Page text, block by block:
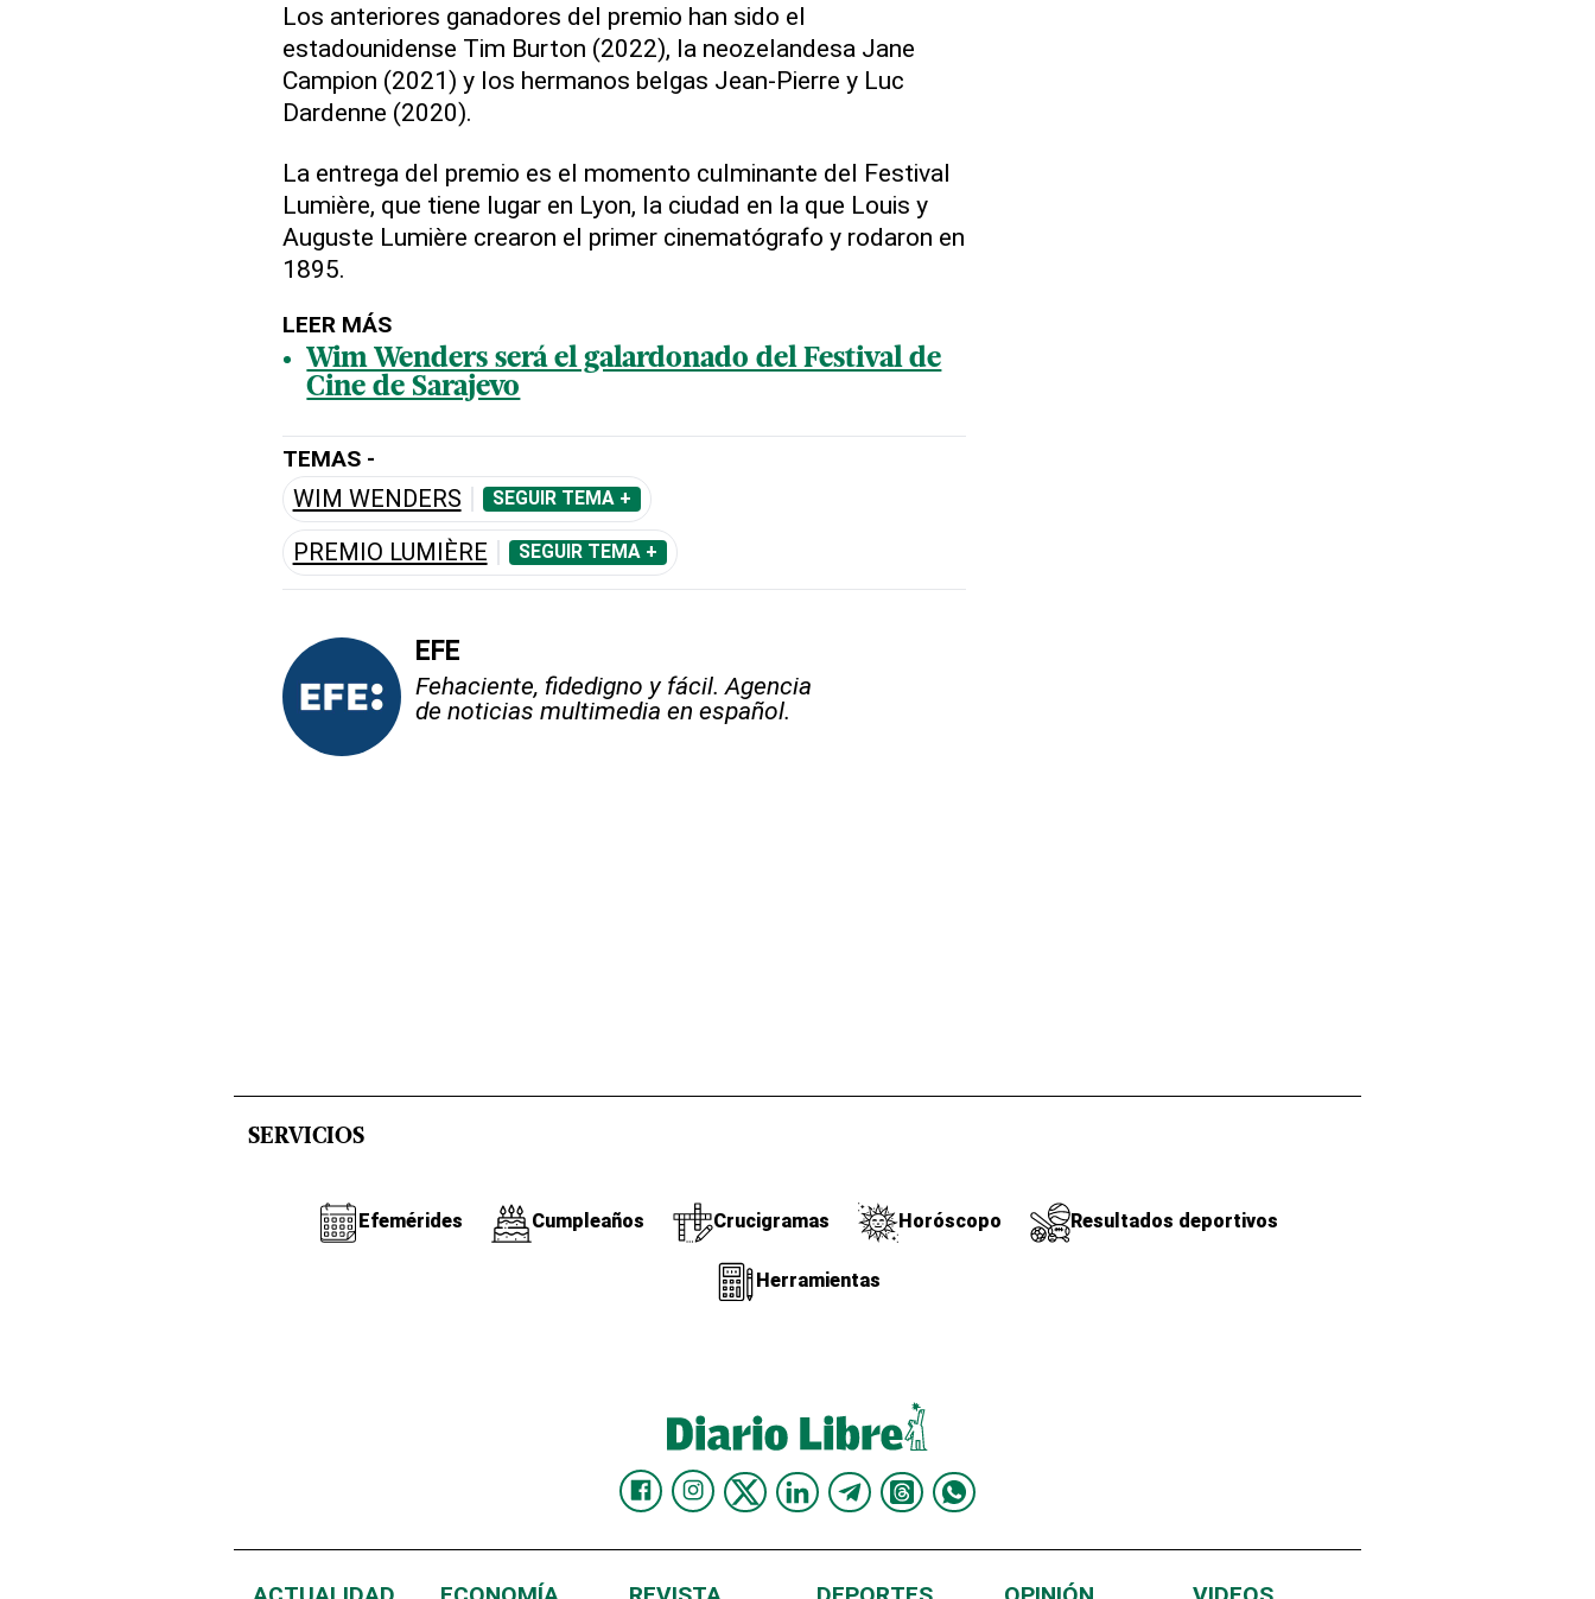
Los anteriores ganadores del premio han sido el
estadounidense Tim Burton (2022), la neozelandesa Jane
Campion (2021) y los hermanos belgas Jean-Pierre y Luc
Dardenne (2020).
La entrega del premio es el momento culminante del Festival
Lumière, que tiene lugar en Lyon, la ciudad en la que Louis y
Auguste Lumière crearon el primer cinematógrafo y rodaron en
1895.
LEER MÁS
Wim Wenders será el galardonado del Festival de
Cine de Sarajevo
TEMAS -
WIM WENDERS SEGUIR TEMA +
PREMIO LUMIÈRE SEGUIR TEMA +
EFE
Fehaciente, fidedigno y fácil. Agencia
de noticias multimedia en español.
SERVICIOS
Efemérides Cumpleaños Crucigramas Horóscopo Resultados deportivos
Herramientas